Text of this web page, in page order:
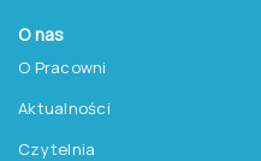
O nas
O Pracowni
Aktualności
Czytelnia